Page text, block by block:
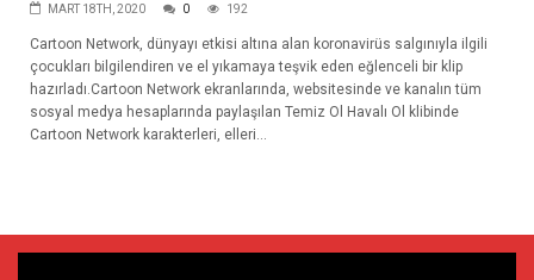
MART 18TH, 2020 0 192
Cartoon Network, dünyayı etkisi altına alan koronavirüs salgınıyla ilgili
çocukları bilgilendiren ve el yıkamaya teşvik eden eğlenceli bir klip
hazırladı.Cartoon Network ekranlarında, websitesinde ve kanalın tüm
sosyal medya hesaplarında paylaşılan Temiz Ol Havalı Ol klibinde
Cartoon Network karakterleri, elleri...